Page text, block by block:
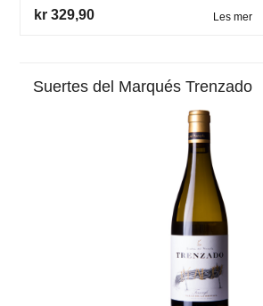
kr 329,90 Les mer
Suertes del Marqués Trenzado